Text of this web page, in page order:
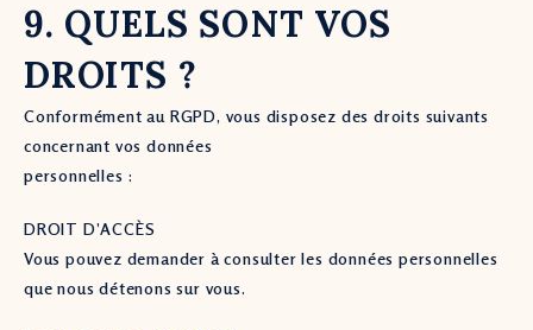
9. QUELS SONT VOS
DROITS ?
Conformément au RGPD, vous disposez des droits suivants
concernant vos données
personnelles :
DROIT D’ACCÈS
Vous pouvez demander à consulter les données personnelles
que nous détenons sur vous.